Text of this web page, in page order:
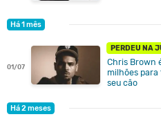
Há 1 mês
01/07
PERDEU NA
Chris Brown
milhões
seu cão
Há 2 meses